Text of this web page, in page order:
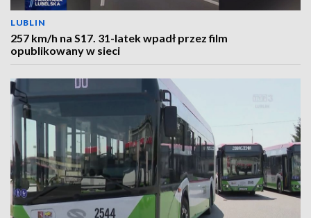
LUBLIN
257 km/h na S17. 31-latek wpadł przez film
opublikowany w sieci